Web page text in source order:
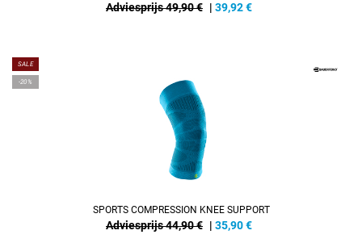
Adviesprijs 49,90 € | 39,92€
SALE
-20%
SPORTS COMPRESSION KNEE SUPPORT
Adviesprijs 44,90 € | 35,90€